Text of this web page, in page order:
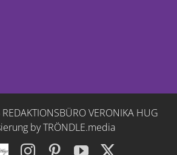
VERONIKA HUG
by TRÖNDLE.media